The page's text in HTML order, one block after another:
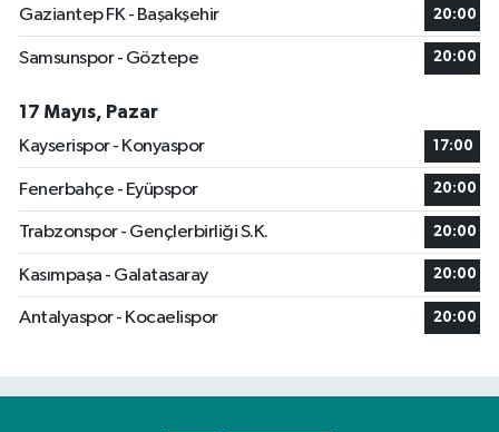
Gaziantep FK - Başakşehir 20:00
Samsunspor - Göztepe 20:00
17 Mayıs, Pazar
Kayserispor - Konyaspor
17:00
Fenerbahçe - Eyüpspor 20:00
Trabzonspor - Gençlerbirliği S.K. 20:00
Kasımpaşa - Galatasaray 20:00
Antalyaspor - Kocaelispor 20:00